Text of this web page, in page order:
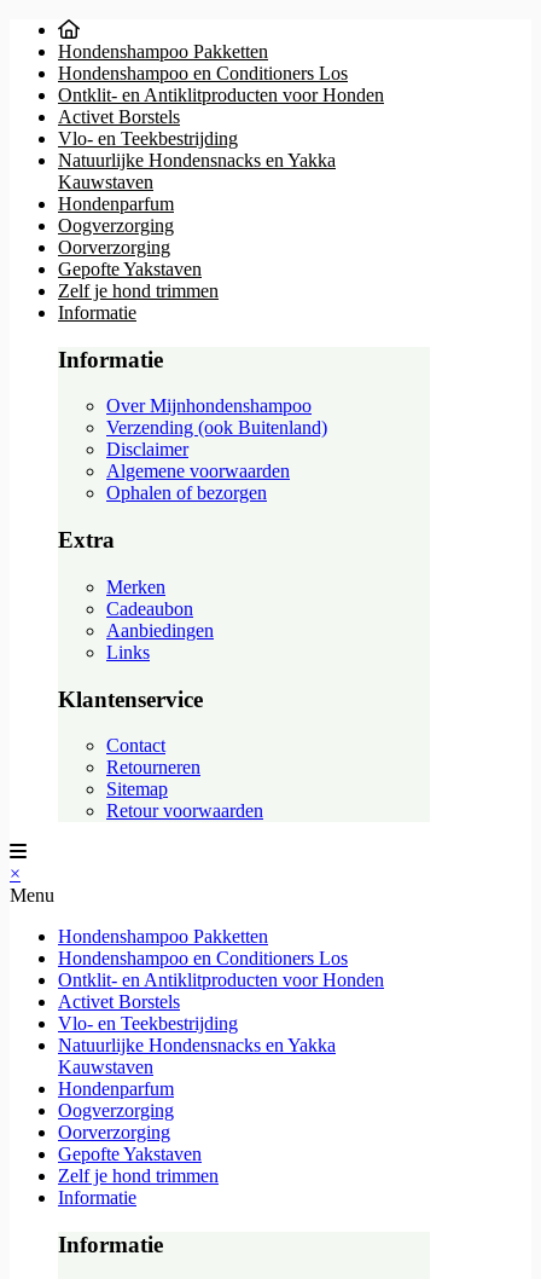
Hondenshampoo Pakketten
Hondenshampoo en Conditioners Los
Ontklit- en Antiklitproducten voor Honden
Activet Borstels
Vlo- en Teekbestrijding
Natuurlijke Hondensnacks en Yakka
Kauwstaven
Hondenparfum
Oogverzorging
Oorverzorging
Gepofte Yakstaven
Zelf je hond trimmen
Informatie
Informatie
Over Mijnhondenshampoo
Verzending (ook Buitenland)
Disclaimer
Algemene voorwaarden
Ophalen of bezorgen
Extra
Merken
Cadeaubon
Aanbiedingen
Links
Klantenservice
Contact
Retourneren
Sitemap
Retour voorwaarden
×
Menu
Hondenshampoo Pakketten
Hondenshampoo en Conditioners Los
Ontklit- en Antiklitproducten voor Honden
Activet Borstels
Vlo- en Teekbestrijding
Natuurlijke Hondensnacks en Yakka
Kauwstaven
Hondenparfum
Oogverzorging
Oorverzorging
Gepofte Yakstaven
Zelf je hond trimmen
Informatie
Informatie